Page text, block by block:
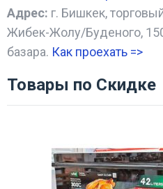
Адрес: г. Бишкек,
Жибек-Жолу/Буденого,
базара. Как проехать =>
Товары по Скидке